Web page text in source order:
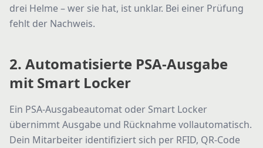
drei Helme – wer sie hat, ist unklar. Bei einer Prüfung
fehlt der Nachweis.
2. Automatisierte PSA-Ausgabe
mit Smart Locker
Ein PSA-Ausgabeautomat oder Smart Locker
übernimmt Ausgabe und Rücknahme vollautomatisch.
Dein Mitarbeiter identifiziert sich per RFID, QR-Code